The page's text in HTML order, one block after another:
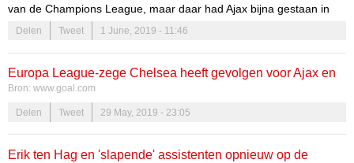
van de Champions League, maar daar had Ajax bijna gestaan in
plaats van de Spurs.
Delen Tweet 1 June, 2019 - 11:46
Europa League-zege Chelsea heeft gevolgen voor Ajax en
PSV
Bron: www.goal.com
Delen Tweet 29 May, 2019 - 23:05
Erik ten Hag en 'slapende' assistenten opnieuw op de